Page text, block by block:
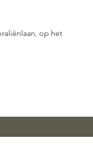
op het